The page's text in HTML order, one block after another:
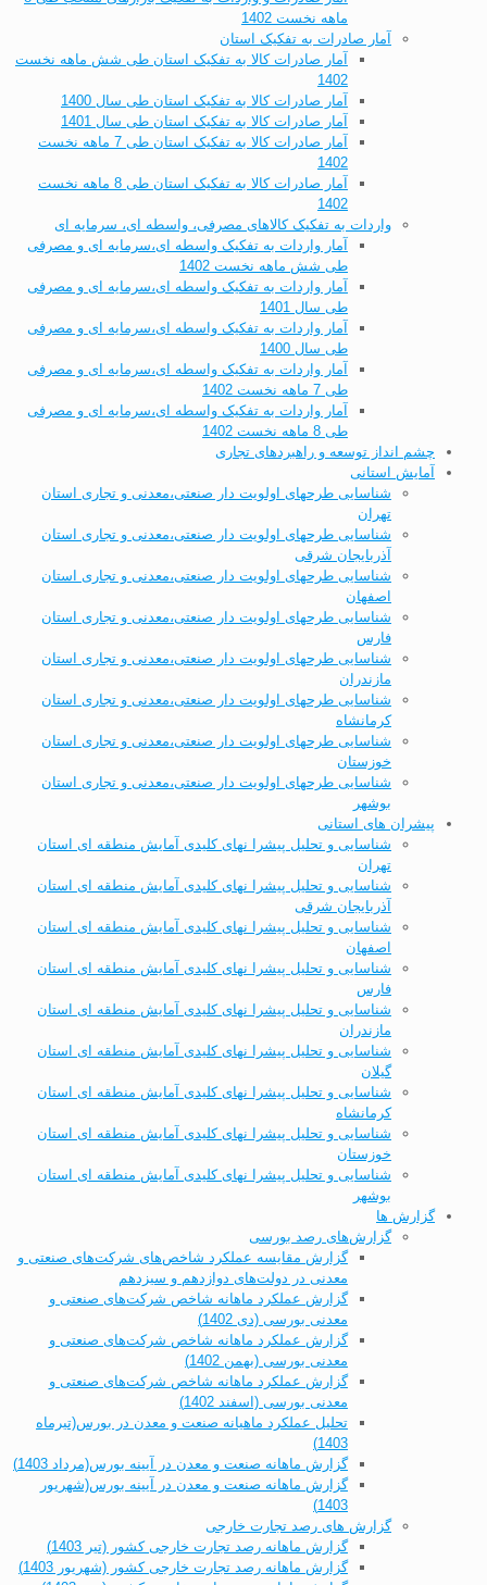
ماهه نخست 1402
آمار صادرات به تفکیک استان
آمار صادرات کالا به تفکیک استان طی شش ماهه نخست
1402
آمار صادرات کالا به تفکیک استان طی سال 1400
آمار صادرات کالا به تفکیک استان طی سال 1401
آمار صادرات کالا به تفکیک استان طی 7 ماهه نخست
1402
آمار صادرات کالا به تفکیک استان طی 8 ماهه نخست
1402
واردات به تفکیک کالاهای مصرفی، واسطه ای، سرمایه ای
آمار واردات به تفکیک واسطه ای،سرمایه ای و مصرفی
طی شش ماهه نخست 1402
آمار واردات به تفکیک واسطه ای،سرمایه ای و مصرفی
طی سال 1401
آمار واردات به تفکیک واسطه ای،سرمایه ای و مصرفی
طی سال 1400
آمار واردات به تفکیک واسطه ای،سرمایه ای و مصرفی
طی 7 ماهه نخست 1402
آمار واردات به تفکیک واسطه ای،سرمایه ای و مصرفی
طی 8 ماهه نخست 1402
چشم انداز توسعه و راهبردهای تجاری
آمایش استانی
شناسایی طرحهای اولویت دار صنعتی،معدنی و تجاری استان
تهران
شناسایی طرحهای اولویت دار صنعتی،معدنی و تجاری استان
آذربایجان شرقی
شناسایی طرحهای اولویت دار صنعتی،معدنی و تجاری استان
اصفهان
شناسایی طرحهای اولویت دار صنعتی،معدنی و تجاری استان
فارس
شناسایی طرحهای اولویت دار صنعتی،معدنی و تجاری استان
مازندران
شناسایی طرحهای اولویت دار صنعتی،معدنی و تجاری استان
کرمانشاه
شناسایی طرحهای اولویت دار صنعتی،معدنی و تجاری استان
خوزستان
شناسایی طرحهای اولویت دار صنعتی،معدنی و تجاری استان
بوشهر
پیشران های استانی
شناسایی و تحلیل پیشرا نهای کلیدی آمایش منطقه ای استان
تهران
شناسایی و تحلیل پیشرا نهای کلیدی آمایش منطقه ای استان
آذربایجان شرقی
شناسایی و تحلیل پیشرا نهای کلیدی آمایش منطقه ای استان
اصفهان
شناسایی و تحلیل پیشرا نهای کلیدی آمایش منطقه ای استان
فارس
شناسایی و تحلیل پیشرا نهای کلیدی آمایش منطقه ای استان
مازندران
شناسایی و تحلیل پیشرا نهای کلیدی آمایش منطقه ای استان
گیلان
شناسایی و تحلیل پیشرا نهای کلیدی آمایش منطقه ای استان
کرمانشاه
شناسایی و تحلیل پیشرا نهای کلیدی آمایش منطقه ای استان
خوزستان
شناسایی و تحلیل پیشرا نهای کلیدی آمایش منطقه ای استان
بوشهر
گزارش ها
گزارش‌های رصد بورسی
گزارش مقایسه عملکرد شاخص‌های شرکت‌های صنعتی و
معدنی در دولت‌های دوازدهم و سیزدهم
گزارش عملکرد ماهانه شاخص شرکت‌های صنعتی و
معدنی بورسی (دی 1402)
گزارش عملکرد ماهانه شاخص شرکت‌های صنعتی و
معدنی بورسی (بهمن 1402)
گزارش عملکرد ماهانه شاخص شرکت‌های صنعتی و
معدنی بورسی (اسفند 1402)
تحلیل عملکرد ماهیانه صنعت و معدن در بورس(تیرماه
1403)
گزارش ماهانه صنعت و معدن در آیینه بورس(مرداد 1403)
گزارش ماهانه صنعت و معدن در آیینه بورس(شهریور
1403)
گزارش های رصد تجارت خارجی
گزارش ماهانه رصد تجارت خارجی کشور (تیر 1403)
گزارش ماهانه رصد تجارت خارجی کشور (شهریور 1403)